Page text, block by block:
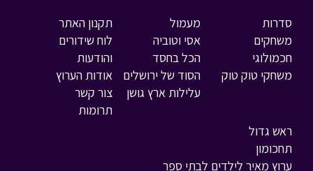
סדרות
משחקים
חכמולוגי
משחקי טוק טוק
מעמול
אסי וטוביה
הכל בחסד
הסוד של ירושלים
עלילות ארץ גושן
ראש גדול
תחכומון
ערוץ מאיר לילדים לבתי ספר
תקנון האתר
לוח שידורים
והודעות
אודות הערוץ
צור קשר
תרומות